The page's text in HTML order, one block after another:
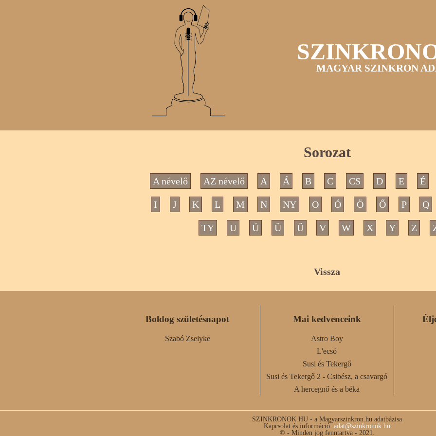
MAGYAR SZINKRON
Sorozat
A névelő AZ névelő A Á B C CS D E É
I J K L M N NY O Ó Ö Ő P Q
TY U Ú Ü Ű V W X Y Z
Vissza
Boldog születésnapot
Szabó Zselyke
Mai kedvenceink
Astro Boy
L'ecsó
Susi és Tekergő
Susi és Tekergő 2 - Csibész, a csavargó
A hercegnő és a béka
SZINKRONOK.HU - a Magyarszinkron.hu adatbázisa
Kapcsolat és információ: adat@szinkronok.hu
© - Minden jog fenntartva - 2021.